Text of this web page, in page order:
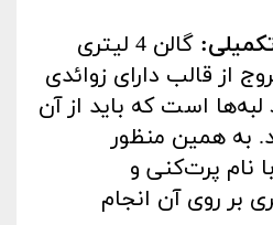
:
گالن 4 لیتری
از قالب دارای زوائدی
لبه‌ها است که باید از آن
به همین منظور
نام پرت‌کنی و
بر روی آن انجام